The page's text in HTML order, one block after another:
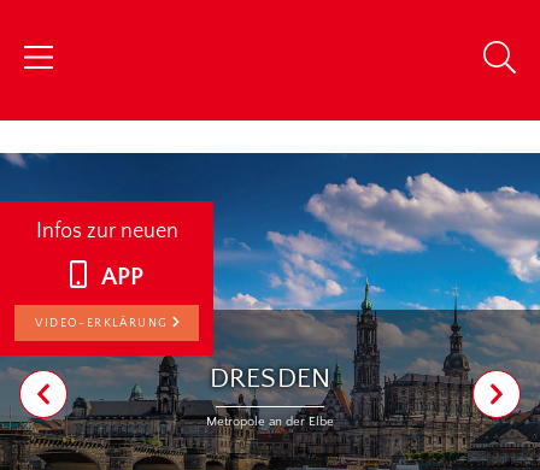
Infos zur neuen
APP
VIDEO-ERKLÄRUNG
DRESDEN
Metropole an der Elbe